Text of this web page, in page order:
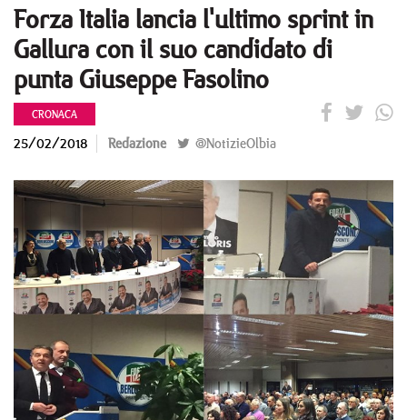
Forza Italia lancia l'ultimo sprint in
Gallura con il suo candidato di
punta Giuseppe Fasolino
CRONACA
25/02/2018 Redazione @NotizieOlbia